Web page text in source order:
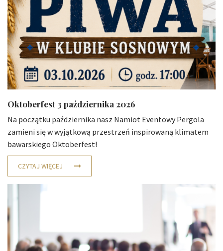
Oktoberfest 3 października 2026
Na początku października nasz Namiot Eventowy Pergola
zamieni się w wyjątkową przestrzeń inspirowaną klimatem
bawarskiego Oktoberfest!
CZYTAJ WIĘCEJ